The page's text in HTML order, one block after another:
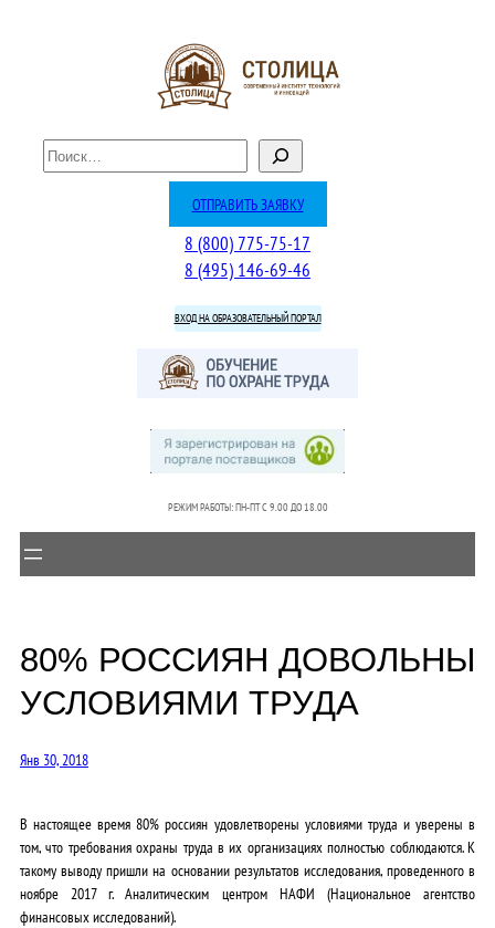
П
о
ОТПРАВИТЬ ЗАЯВКУ
8 (800) 775-75-17
8 (495) 146-69-46
ВХОД НА ОБРАЗОВАТЕЛЬНЫЙ ПОРТАЛ
РЕЖИМ РАБОТЫ: ПН-ПТ C 9.00 ДО 18.00
80% РОССИЯН ДОВОЛЬНЫ
УСЛОВИЯМИ ТРУДА
Янв 30, 2018
В настоящее время 80% россиян удовлетворены условиями труда и уверены в
том, что требования охраны труда в их организациях полностью соблюдаются. К
такому выводу пришли на основании результатов исследования, проведенного в
ноябре 2017 г. Аналитическим центром НАФИ (Национальное агентство
финансовых исследований).